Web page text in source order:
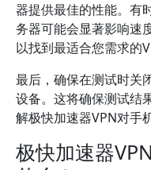
器提供最佳的性能。有
务器可能会显著影响速
以找到最适合您需求的
最后，确保在测试时关
设备。这将确保测试结
解极快加速器VPN对手
极快加速器